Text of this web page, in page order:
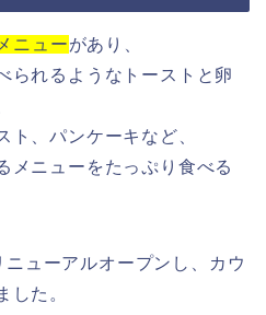
ニューがあり、
られるようなトーストと卵
ト、パンケーキなど、
メニューをたっぷり食べる
ューアルオープンし、カウ
した。